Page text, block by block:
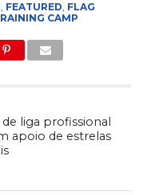
, FEATURED, FLAG
CAMP
liga profissional
apoio de estrelas